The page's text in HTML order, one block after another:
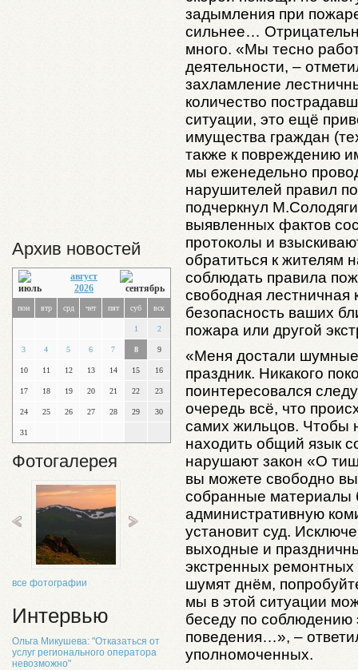
Архив новостей
август
2026
пон втр срд чет пят суб вск
1 2
3 4 5 6 7 8 9
10 11 12 13 14 15 16
17 18 19 20 21 22 23
24 25 26 27 28 29 30
31
Фотогалерея
все фотографии
Интервью
Ольга Микушева: "Отказаться от
услуг регионального оператора
невозможно"
задымления при
сильнее…
много. «Мы тесно
деятельности, –
захламление
количество
ситуации, это ещё
имущества граждан
также к повреждению
мы еженедельно
нарушителей правил
подчеркнул
выявленных фактов
протоколы и
обратиться к жителям
соблюдать правила
свободная лестничная
безопасность ваших
пожара или другой
«Меня достали шумные
праздник. Никакого
поинтересовался
очередь всё, что
самих жильцов. Чтобы
находить общий язык
нарушают закон «О
вы можете свободно
собранные материалы
административную
установит суд.
выходные и
экстренных
шумят днём,
мы в этой ситуации
беседу по
поведения…», –
уполномоченных.